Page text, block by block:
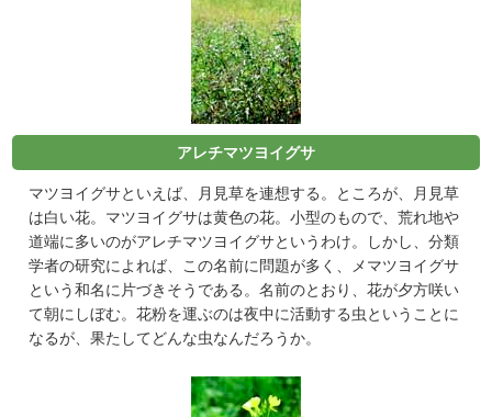
アレチマツヨイグサ
マツヨイグサといえば、月見草を連想する。ところが、月見草
は白い花。マツヨイグサは黄色の花。小型のもので、荒れ地や
道端に多いのがアレチマツヨイグサというわけ。しかし、分類
学者の研究によれば、この名前に問題が多く、メマツヨイグサ
という和名に片づきそうである。名前のとおり、花が夕方咲い
て朝にしぼむ。花粉を運ぶのは夜中に活動する虫ということに
なるが、果たしてどんな虫なんだろうか。